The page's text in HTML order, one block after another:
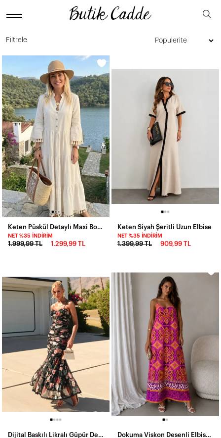
Filtrele
NET %35 İNDIRIM
1.999,99 TL 1.299,99 TL
Keten Siyah Şeritli Uzun Elbise
NET %35 İNDIRIM
1.399,99 TL 909,99 TL